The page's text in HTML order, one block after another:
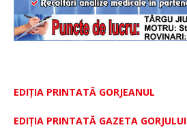
EDIȚIA PRINTATĂ GORJEANUL
EDIŢIA PRINTATĂ GAZETA GORJULUI